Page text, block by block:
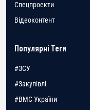
Спецпроекти
Відеоконтент
Популярні Теги
#ЗСУ
#Закупівлі
#ВМС України